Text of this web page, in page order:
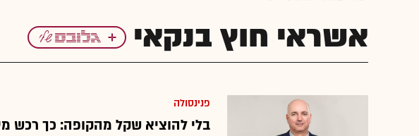
אשראי חוץ בנקאי
פנינסולה
בלי להוציא שקל מהקופה: כך רכש